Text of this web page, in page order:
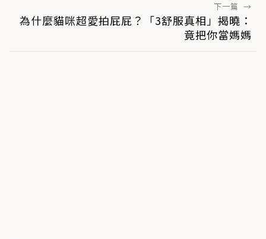
下一篇 →
為什麼貓咪超愛拍屁屁？「3舒服真相」揭曉：
竟把你當媽媽